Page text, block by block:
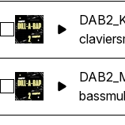
Sélectionnez
claviers
Sélectionnez bass